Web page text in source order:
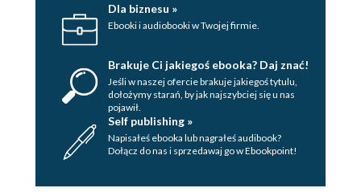
Dla biznesu »
Ebooki i audiobooki w Twojej firmie.
Brakuje Ci jakiegoś ebooka? Daj znać!
Jeśli w naszej ofercie brakuje jakiegoś tytulu,
dołożymy starań, by jak najszybciej się u nas
pojawił.
Self publishing »
Napisałeś ebooka lub nagrałeś audibook?
Dołącz do nas i sprzedawaj go w Ebookpoint!